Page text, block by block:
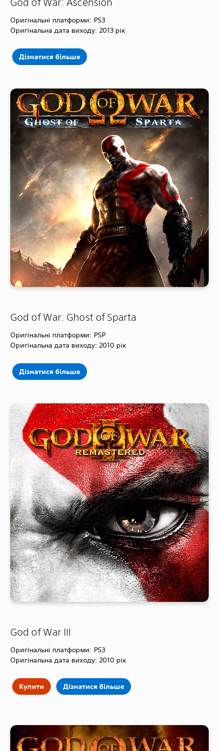
Оригінальні платформи: PS3
Оригінальна дата виходу: 2013 рік
Дізнатися більше
God of War: Ghost of Sparta
Оригінальні платформи: PSP
Оригінальна дата виходу: 2010 рік
Дізнатися більше
God of War III
Оригінальні платформи: PS3
Оригінальна дата виходу: 2010 рік
Купити Дізнатися більше